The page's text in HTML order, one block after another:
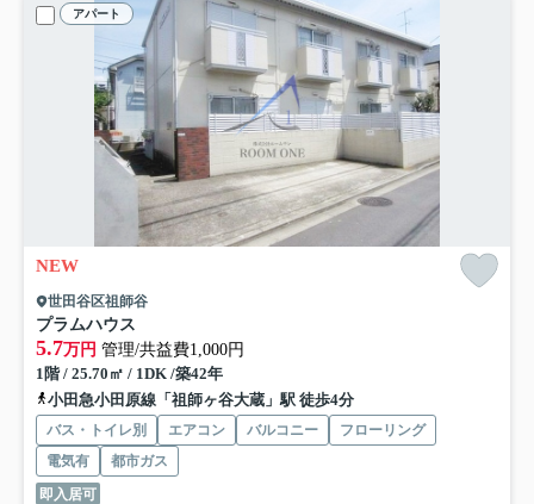
アパート
NEW
世田谷区祖師谷
プラムハウス
5.7万円 管理/共益費1,000円
1階 / 25.70㎡ / 1DK /築42年
小田急小田原線「祖師ヶ谷大蔵」駅 徒歩4分
バス・トイレ別 エアコン バルコニー
フローリング
電気有
都市ガス
即入居可